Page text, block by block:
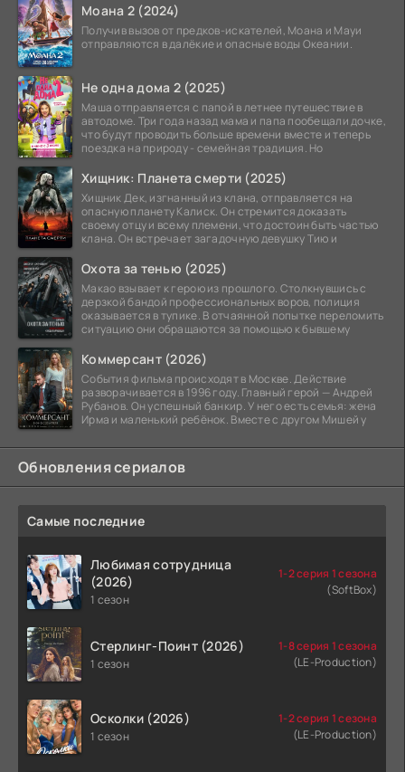
Моана 2 (2024)
Получив вызов от предков-искателей, Моана и Мауи
отправляются в далёкие и опасные воды Океании.
Не одна дома 2 (2025)
Маша отправляется с папой в летнее путешествие в
автодоме. Три года назад мама и папа пообещали дочке,
что будут проводить больше времени вместе и теперь
поездка на природу - семейная традиция. Но
Хищник: Планета смерти (2025)
Хищник Дек, изгнанный из клана, отправляется на
опасную планету Калиск. Он стремится доказать
своему отцу и всему племени, что достоин быть частью
клана. Он встречает загадочную девушку Тию и
Охота за тенью (2025)
Макао взывает к герою из прошлого. Столкнувшись с
дерзкой бандой профессиональных воров, полиция
оказывается в тупике. В отчаянной попытке переломить
ситуацию они обращаются за помощью к бывшему
Коммерсант (2026)
События фильма происходят в Москве. Действие
разворачивается в 1996 году. Главный герой — Андрей
Рубанов. Он успешный банкир. У него есть семья: жена
Ирма и маленький ребёнок. Вместе с другом Мишей у
Обновления сериалов
Самые последние
Любимая сотрудница
(2026)
1 сезон
1-2 серия 1 сезона
(SoftBox)
Стерлинг-Поинт (2026)
1 сезон
1-8 серия 1 сезона
(LE-Production)
Осколки (2026)
1 сезон
1-2 серия 1 сезона
(LE-Production)